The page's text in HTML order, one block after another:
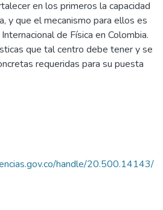
en los primeros la capacidad
y que el mecanismo para ellos es
de Física en Colombia.
que tal centro debe tener y se
requeridas para su puesta
handle/20.500.14143/